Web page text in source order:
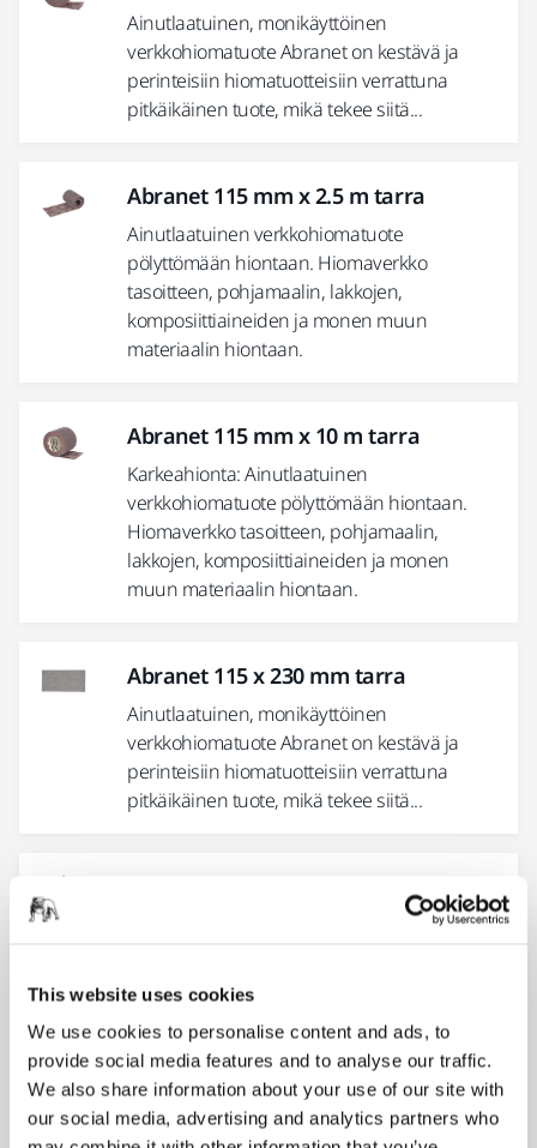
This website uses cookies
We use cookies to personalise content and ads, to
provide social media features and to analyse our traffic.
We also share information about your use of our site with
our social media, advertising and analytics partners who
Ainutlaatuinen, monikäyttöinen
verkkohiomatuote Abranet on kestävä ja
perinteisiin hiomatuotteisiin verrattuna
pitkäikäinen tuote, mikä tekee siitä...
Abranet 115 mm x 2.5 m tarra
Ainutlaatuinen verkkohiomatuote
pölyttömään hiontaan. Hiomaverkko
tasoitteen, pohjamaalin, lakkojen,
komposiittiaineiden ja monen muun
materiaalin hiontaan.
Abranet 115 mm x 10 m tarra
Karkeahionta: Ainutlaatuinen
verkkohiomatuote pölyttömään hiontaan.
Hiomaverkko tasoitteen, pohjamaalin,
lakkojen, komposiittiaineiden ja monen
muun materiaalin hiontaan.
Abranet 115 x 230 mm tarra
Ainutlaatuinen, monikäyttöinen
verkkohiomatuote Abranet on kestävä ja
perinteisiin hiomatuotteisiin verrattuna
pitkäikäinen tuote, mikä tekee siitä...
perinteisiin hiomatuotteisiin verrattuna
Abranet® Ø 150 mm Grip Small Packs
Medium sanding: Unique net sanding